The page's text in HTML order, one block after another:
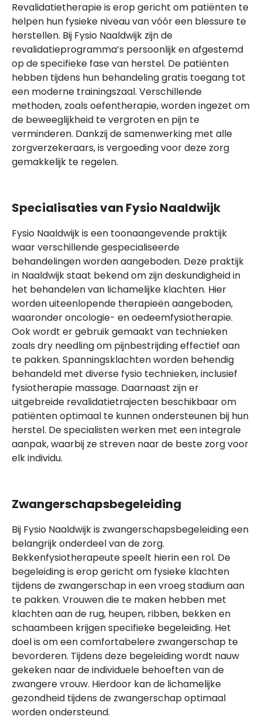
Revalidatietherapie is erop gericht om patiënten te
helpen hun fysieke niveau van vóór een blessure te
herstellen. Bij Fysio Naaldwijk zijn de
revalidatieprogramma’s persoonlijk en afgestemd
op de specifieke fase van herstel. De patiënten
hebben tijdens hun behandeling gratis toegang tot
een moderne trainingszaal. Verschillende
methoden, zoals oefentherapie, worden ingezet om
de beweeglijkheid te vergroten en pijn te
verminderen. Dankzij de samenwerking met alle
zorgverzekeraars, is vergoeding voor deze zorg
gemakkelijk te regelen.
Specialisaties van Fysio Naaldwijk
Fysio Naaldwijk is een toonaangevende praktijk
waar verschillende gespecialiseerde
behandelingen worden aangeboden. Deze praktijk
in Naaldwijk staat bekend om zijn deskundigheid in
het behandelen van lichamelijke klachten. Hier
worden uiteenlopende therapieën aangeboden,
waaronder oncologie- en oedeemfysiotherapie.
Ook wordt er gebruik gemaakt van technieken
zoals dry needling om pijnbestrijding effectief aan
te pakken. Spanningsklachten worden behendig
behandeld met diverse fysio technieken, inclusief
fysiotherapie massage. Daarnaast zijn er
uitgebreide revalidatietrajecten beschikbaar om
patiënten optimaal te kunnen ondersteunen bij hun
herstel. De specialisten werken met een integrale
aanpak, waarbij ze streven naar de beste zorg voor
elk individu.
Zwangerschapsbegeleiding
Bij Fysio Naaldwijk is zwangerschapsbegeleiding een
belangrijk onderdeel van de zorg.
Bekkenfysiotherapeute speelt hierin een rol. De
begeleiding is erop gericht om fysieke klachten
tijdens de zwangerschap in een vroeg stadium aan
te pakken. Vrouwen die te maken hebben met
klachten aan de rug, heupen, ribben, bekken en
schaambeen krijgen specifieke begeleiding. Het
doel is om een comfortabelere zwangerschap te
bevorderen. Tijdens deze begeleiding wordt nauw
gekeken naar de individuele behoeften van de
zwangere vrouw. Hierdoor kan de lichamelijke
gezondheid tijdens de zwangerschap optimaal
worden ondersteund.